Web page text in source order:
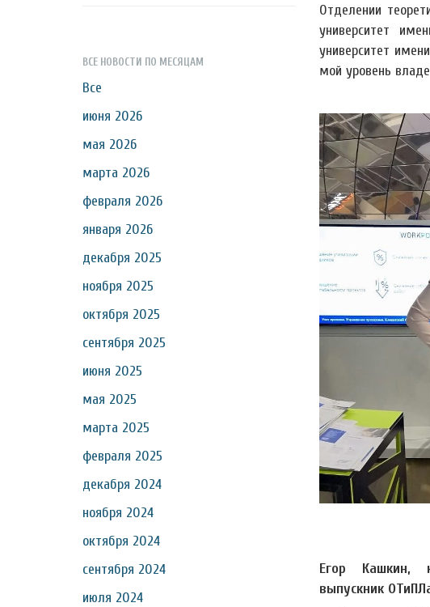
ВСЕ НОВОСТИ ПО МЕСЯЦАМ
Все
июня 2026
мая 2026
марта 2026
февраля 2026
января 2026
декабря 2025
ноября 2025
октября 2025
сентября 2025
июня 2025
мая 2025
марта 2025
февраля 2025
декабря 2024
ноября 2024
октября 2024
сентября 2024
июля 2024
Отделении
университет
университет
мой уровень
Егор Кашкин,
выпускник